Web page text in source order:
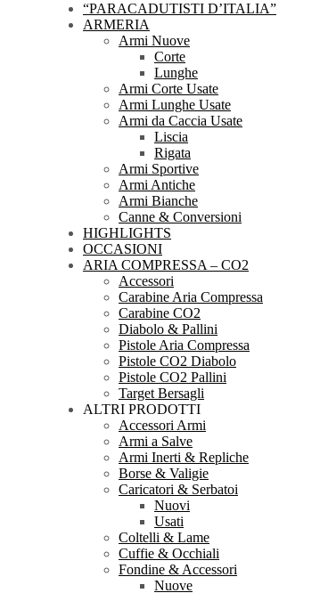
“PARACADUTISTI D’ITALIA”
ARMERIA
Armi Nuove
Corte
Lunghe
Armi Corte Usate
Armi Lunghe Usate
Armi da Caccia Usate
Liscia
Rigata
Armi Sportive
Armi Antiche
Armi Bianche
Canne & Conversioni
HIGHLIGHTS
OCCASIONI
ARIA COMPRESSA – CO2
Accessori
Carabine Aria Compressa
Carabine CO2
Diabolo & Pallini
Pistole Aria Compressa
Pistole CO2 Diabolo
Pistole CO2 Pallini
Target Bersagli
ALTRI PRODOTTI
Accessori Armi
Armi a Salve
Armi Inerti & Repliche
Borse & Valigie
Caricatori & Serbatoi
Nuovi
Usati
Coltelli & Lame
Cuffie & Occhiali
Fondine & Accessori
Nuove